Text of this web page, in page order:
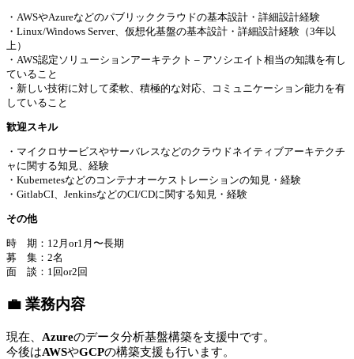
・AWSやAzureなどのパブリッククラウドの基本設計・詳細設計経験
・Linux/Windows Server、仮想化基盤の基本設計・詳細設計経験（3年以
上）
・AWS認定ソリューションアーキテクト – アソシエイト相当の知識を有し
ていること
・新しい技術に対して柔軟、積極的な対応、コミュニケーション能力を有
していること
歓迎スキル
・マイクロサービスやサーバレスなどのクラウドネイティブアーキテクチ
ャに関する知見、経験
・Kubernetesなどのコンテナオーケストレーションの知見・経験
・GitlabCI、JenkinsなどのCI/CDに関する知見・経験
その他
時 期：12月or1月〜長期
募 集：2名
面 談：1回or2回
💼 業務内容
現在、 Azureのデータ分析基盤構築を支援中です。
今後はAWSやGCPの構築支援も行います。